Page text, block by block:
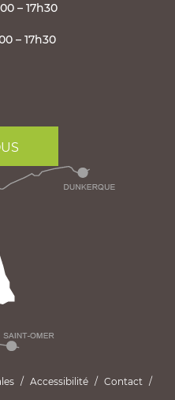
– 17h30
– 17h30
Accessibilité
Contact